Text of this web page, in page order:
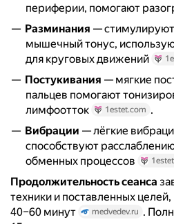
периферии, помогают
Разминания —
мышечный тонус,
для круговых движений
Постукивания — мягкие
пальцев помогают
лимфоотток
1estet.com .
Вибрации — лёгкие
способствуют
обменных процессов
Продолжительность сеанса
техники и поставленных
40–60 минут
medvedev.ru .